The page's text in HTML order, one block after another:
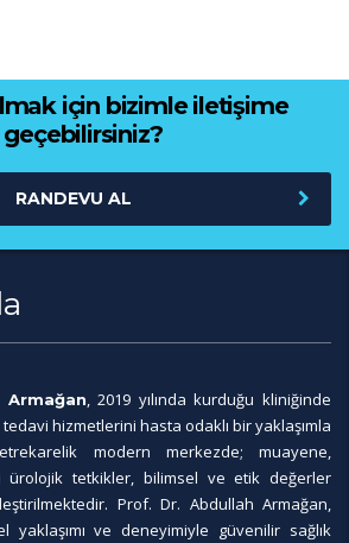
için bizimle iletişime
geçebilirsiniz?
RANDEVU AL
, 2019 yılında kurduğu kliniğinde
hizmetlerini hasta odaklı bir yaklaşımla
modern merkezde; muayene,
tetkikler, bilimsel ve etik değerler
Prof. Dr. Abdullah Armağan,
yaklaşımı ve deneyimiyle güvenilir sağlık